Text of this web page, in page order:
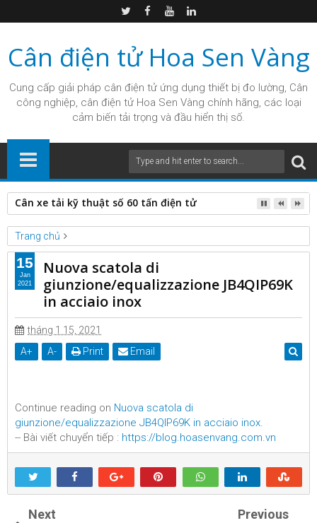
Cân điện tử Hoa Sen Vàng
Cung cấp giải pháp cân điện tử ứng dụng thiết bị đo lường, Cân
công nghiệp, cân điện tử Hoa Sen Vàng chính hãng, các loại
cảm biến tải trọng và đầu hiển thị số.
Cân xe tải kỹ thuật số 60 tấn điện tử
Trang chủ
Unlabelled
Nuova scatola di giunzione/equalizzazione JB4QIP69K in
acciaio inox
Nuova scatola di
giunzione/equalizzazione JB4QIP69K
in acciaio inox
tháng 1 15, 2021
A+ A- Print Email
Continue reading on Nuova scatola di
giunzione/equalizzazione JB4QIP69K in acciaio inox.
-- Bài viết chuyển tiếp : https://blog.hoasenvang.com.vn
15
Jan
2021
Next Previous